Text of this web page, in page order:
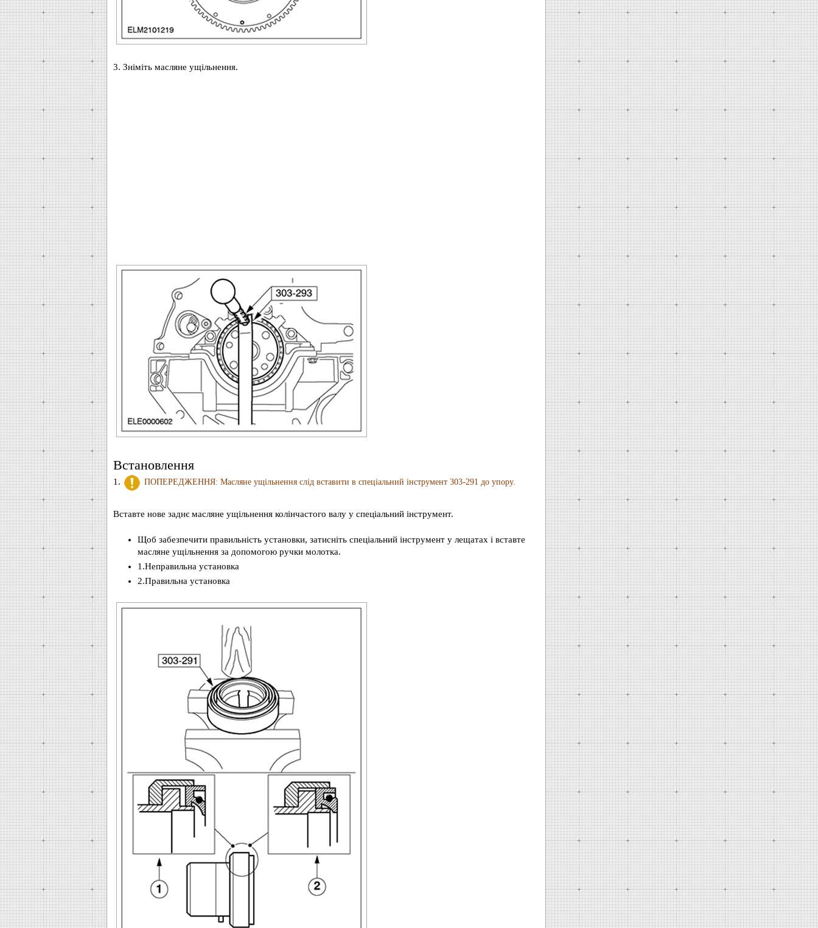
3. Зніміть масляне ущільнення.
Встановлення
1. ПОПЕРЕДЖЕННЯ: Масляне ущільнення слід вставити в спеціальний інструмент 303-291 до упору.
Вставте нове заднє масляне ущільнення колінчастого валу у спеціальний інструмент.
Щоб забезпечити правильність установки, затисніть спеціальний інструмент у лещатах і вставте
масляне ущільнення за допомогою ручки молотка.
1.Неправильна установка
2.Правильна установка